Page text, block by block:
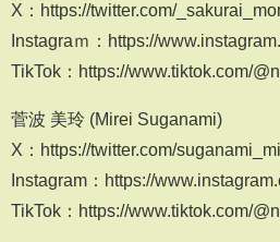
X：https://twitter.com/
Instagraｍ：https://
TikTok：https://www.tiktok.com/
菅波 美玲 (Mirei Suganami)
X：https://twitter.com/
Instagram：https://
TikTok：https://www.tiktok.com/